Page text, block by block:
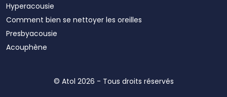
Hyperacousie
Comment bien se nettoyer les oreilles
Presbyacousie
Acouphène
© Atol 2026 - Tous droits réservés